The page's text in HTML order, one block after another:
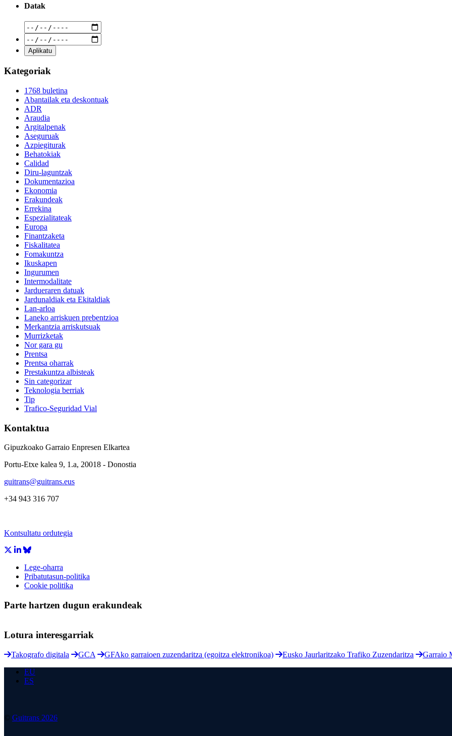
Datak
Kategoriak
1768 buletina
Abantailak eta deskontuak
ADR
Araudia
Argitalpenak
Aseguruak
Azpiegiturak
Behatokiak
Calidad
Diru-laguntzak
Dokumentazioa
Ekonomia
Erakundeak
Errekina
Espezialitateak
Europa
Finantzaketa
Fiskalitatea
Fomakuntza
Ikuskapen
Ingurumen
Intermodalitate
Jardueraren datuak
Jardunaldiak eta Ekitaldiak
Lan-arloa
Laneko arriskuen prebentzioa
Merkantzia arriskutsuak
Murrizketak
Nor gara gu
Prentsa
Prentsa oharrak
Prestakuntza albisteak
Sin categorizar
Teknologia berriak
Tip
Trafico-Seguridad Vial
Kontaktua
Gipuzkoako Garraio Enpresen Elkartea
Portu-Etxe kalea 9, 1.a, 20018 - Donostia
guitrans@guitrans.eus
+34 943 316 707
Kontsultatu ordutegia
Lege-oharra
Pribatutasun-politika
Cookie politika
Parte hartzen dugun erakundeak
Lotura interesgarriak
Takografo digitala GCA GFAko garraioen zuzendaritza (egoitza elektronikoa) Eusko Jaurlaritzako Trafiko Zuzendaritza
Garraio
EU
ES
© Guitrans 2026